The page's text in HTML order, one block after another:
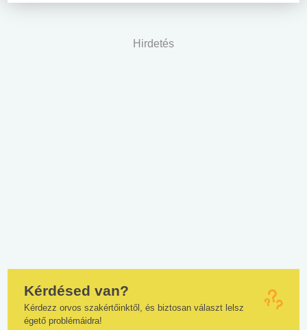
Hirdetés
Kérdésed van?
Kérdezz orvos szakértőinktől, és biztosan választ lelsz
égető problémáidra!